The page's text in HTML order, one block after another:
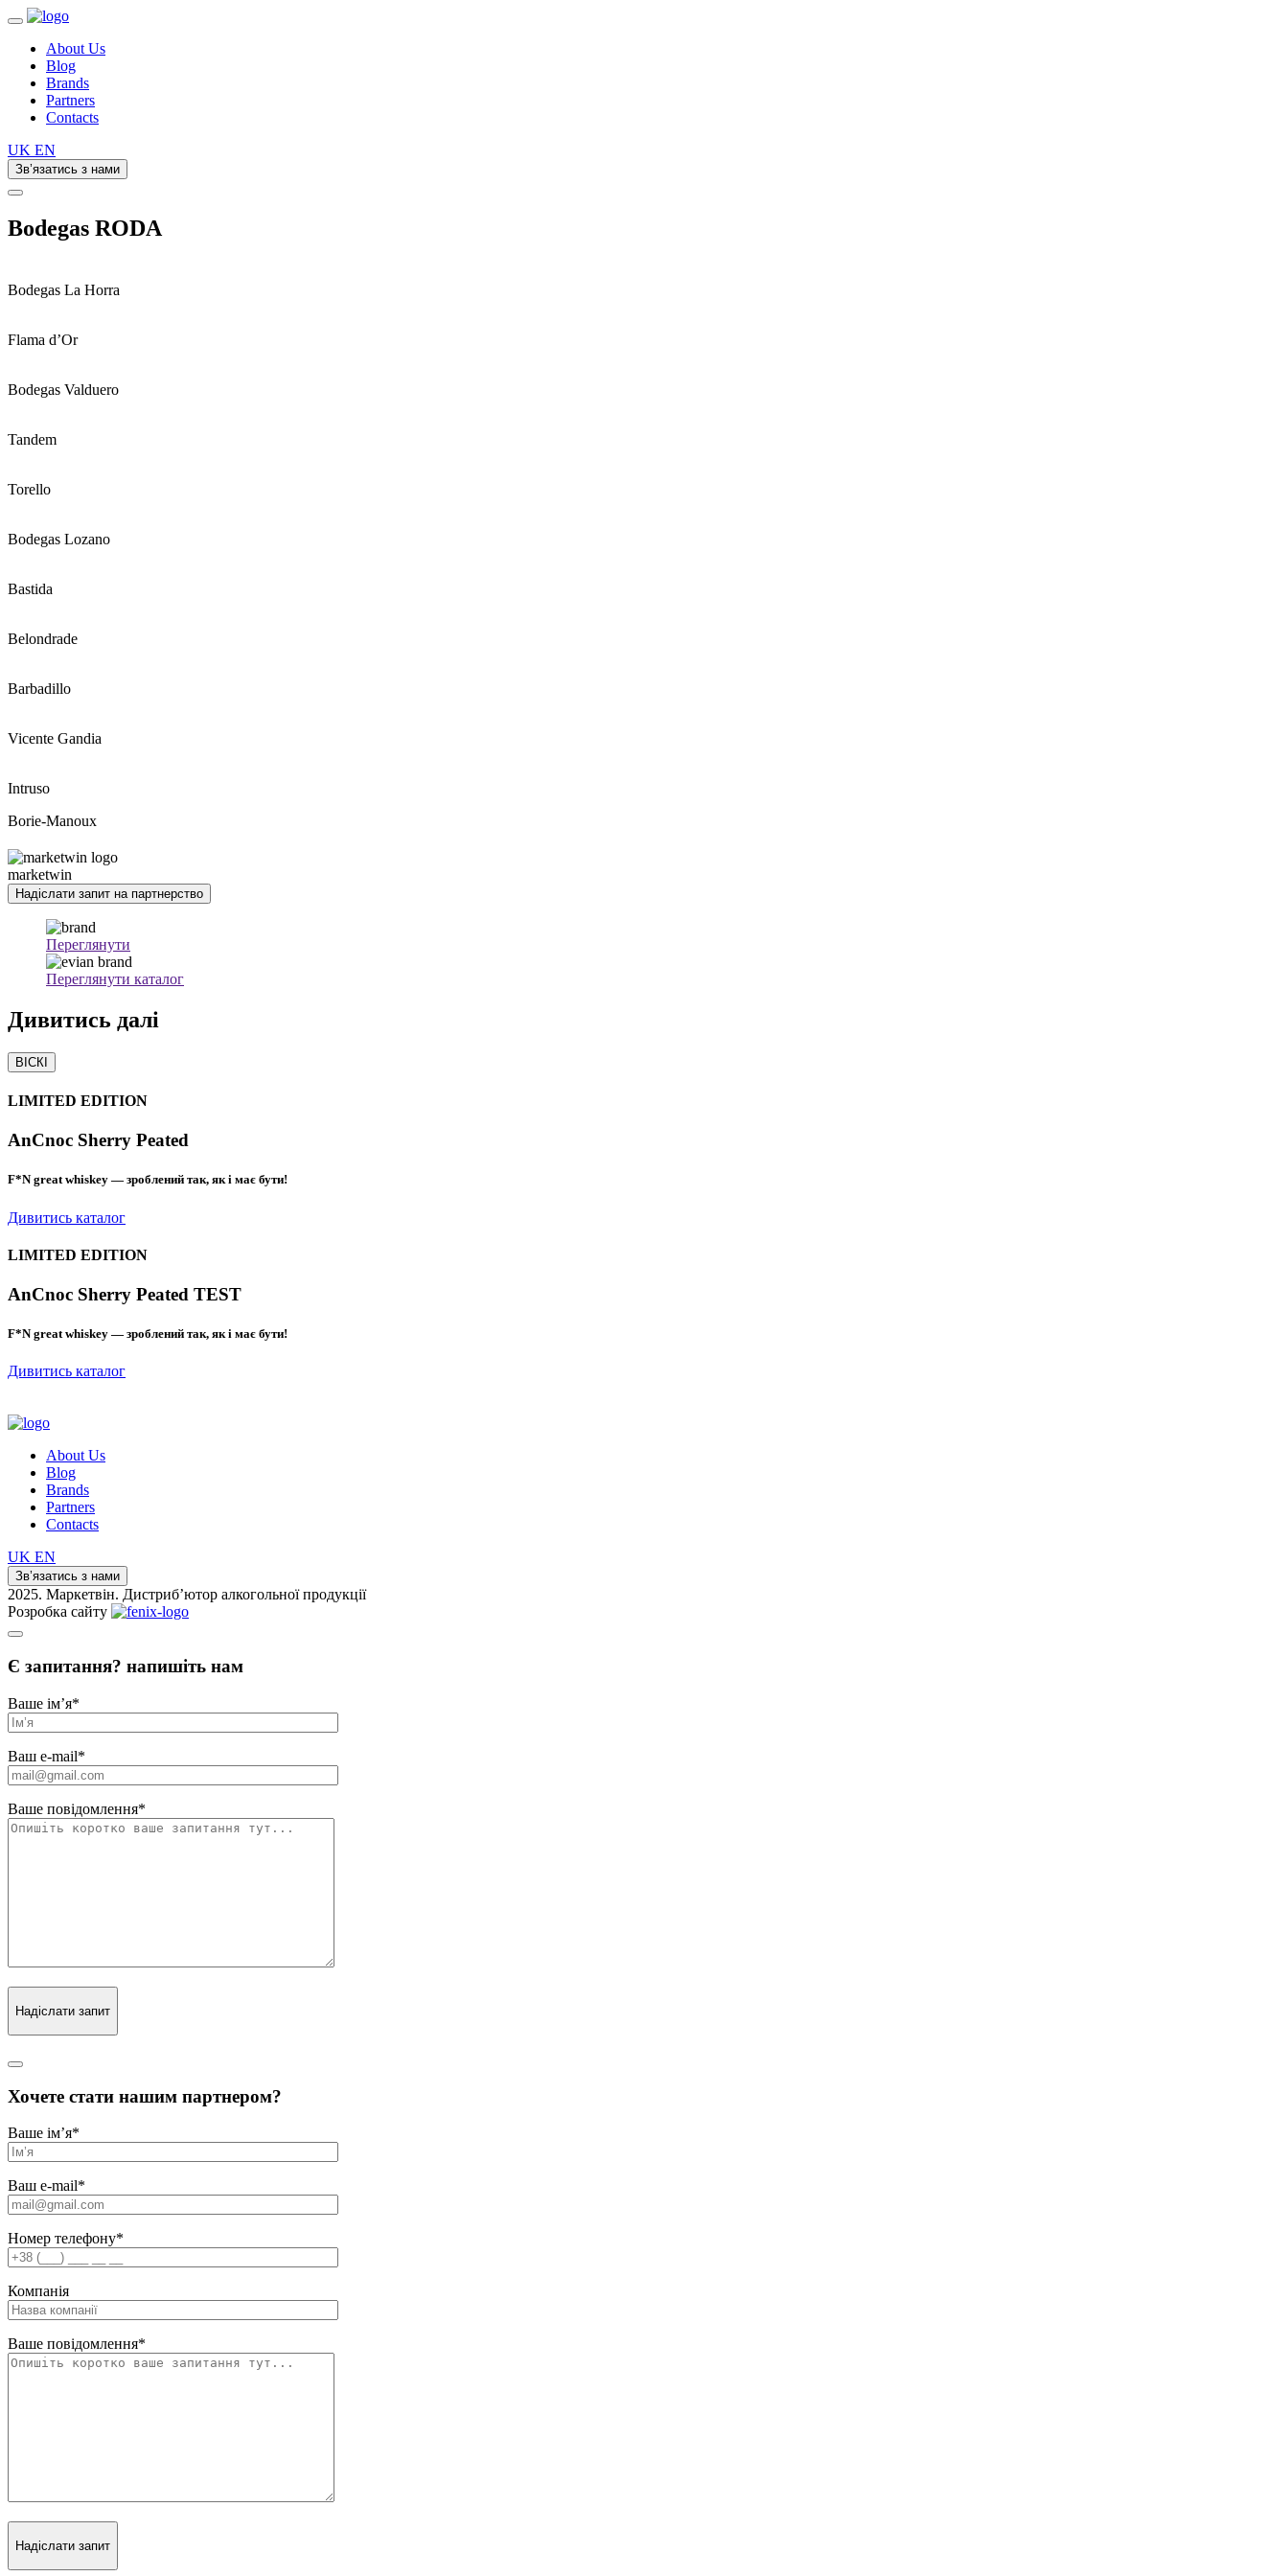
About Us
Blog
Brands
Partners
Contacts
UK EN
Зв’язатись з нами
Bodegas RODA
Bodegas La Horra
Flama d’Or
Bodegas Valduero
Tandem
Torello
Bodegas Lozano
Bastida
Belondrade
Barbadillo
Vicente Gandia
Intruso
Borie-Manoux
marketwin
Надіслати запит на партнерство
Переглянути
Переглянути каталог
Дивитись далі
ВІСКІ
LIMITED EDITION
AnCnoc Sherry Peated
F*N great whiskey — зроблений так, як і має бути!
Дивитись каталог
LIMITED EDITION
AnCnoc Sherry Peated TEST
F*N great whiskey — зроблений так, як і має бути!
Дивитись каталог
About Us
Blog
Brands
Partners
Contacts
UK EN
Зв’язатись з нами
2025. Маркетвін. Дистриб’ютор алкогольної продукції
Розробка сайту
Є запитання? напишіть нам
Ваше ім’я*
Ваш e-mail*
Ваше повідомлення*
Надіслати запит
Хочете стати нашим партнером?
Ваше ім’я*
Ваш e-mail*
Номер телефону*
Компанія
Ваше повідомлення*
Надіслати запит